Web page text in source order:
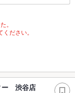
。
ださい。
ー 渋谷店